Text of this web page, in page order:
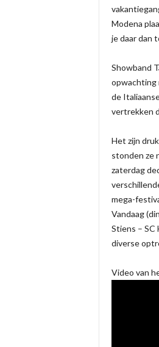
Modena
je daar dan
Showband
opwachting
de
vertrekken
Het zijn
stonden ze
zaterdag
mega-
Vandaag
Stiens – SC
diverse
Video van